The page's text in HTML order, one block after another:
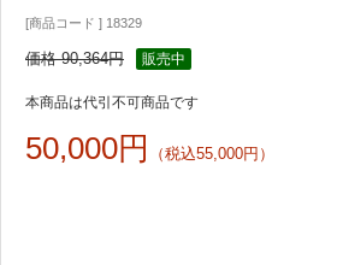
[商品コード ] 18329
価格 90,364円 販売中
本商品は代引不可商品です
50,000円 （税込55,000円）